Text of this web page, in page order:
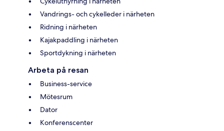
Vandrings- och cykelleder i närheten
Ridning i närheten
Kajakpaddling i närheten
Sportdykning i närheten
Arbeta på resan
Business-service
Mötesrum
Dator
Konferenscenter